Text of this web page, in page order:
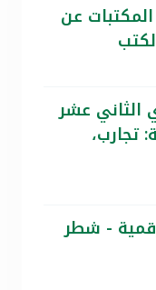
عن
الثاني عشر
تجارب،
- شطر